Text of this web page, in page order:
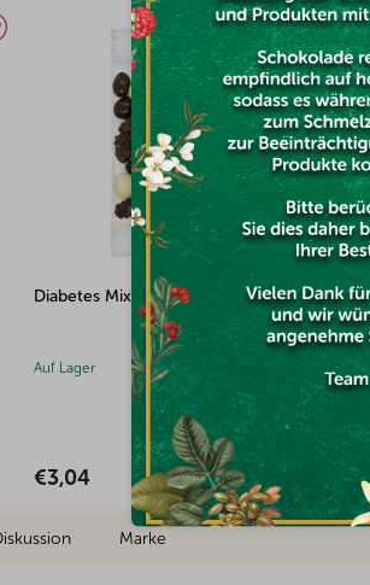
Mini Schokobananen 100g
Auf Lager
€1,67
Marke